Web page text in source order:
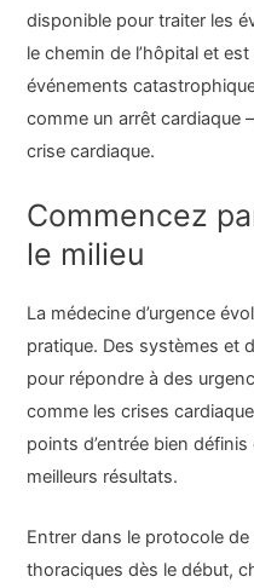
disponible pour traiter les
le chemin de l’hôpital et
événements
comme un arrêt cardiaque
crise cardiaque.
Commencez
le milieu
La médecine d’urgence
pratique. Des systèmes et
pour répondre à des
comme les crises
points d’entrée bien
meilleurs résultats.
Entrer dans le protocole
thoraciques dès le début,